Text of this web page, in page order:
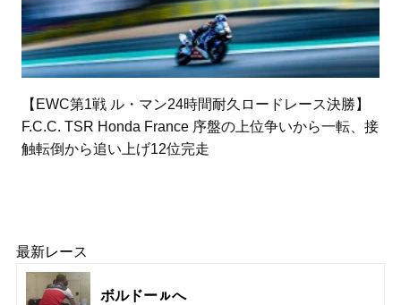
【EWC第1戦 ル・マン24時間耐久ロードレース決勝】
F.C.C. TSR Honda France 序盤の上位争いから一転、接
触転倒から追い上げ12位完走
最新レース
ボルドーㇽへ